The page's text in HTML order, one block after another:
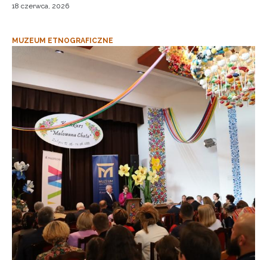
18 czerwca, 2026
MUZEUM ETNOGRAFICZNE